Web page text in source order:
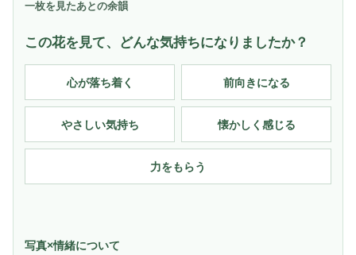
一枚を見たあとの余韻
この花を見て、どんな気持ちになりましたか？
心が落ち着く 前向きになる
やさしい気持ち 懐かしく感じる
力をもらう
写真×情緒について